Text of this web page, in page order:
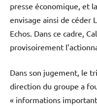
presse économique, et
envisage ainsi de céder
Echos. Dans ce cadre,
provisoirement
Dans son jugement, le
direction du groupe a
« informations